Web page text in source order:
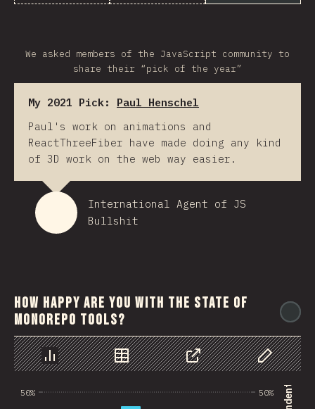
We asked members of the JavaScript community to
share their “pick of the year”
My 2021 Pick: Paul Henschel
Paul's work on animations and
ReactThreeFiber have made doing any kind
of 3D work on the web way easier.
International Agent of JS
Bullshit
How happy are you with the state of
monorepo tools?
Chart Data Share Customize
50%
50%